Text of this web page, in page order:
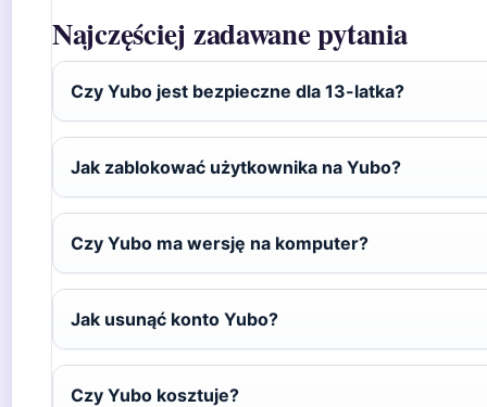
Najczęściej zadawane pytania
Czy Yubo jest bezpieczne dla 13-latka?
Jak zablokować użytkownika na Yubo?
Czy Yubo ma wersję na komputer?
Jak usunąć konto Yubo?
Czy Yubo kosztuje?